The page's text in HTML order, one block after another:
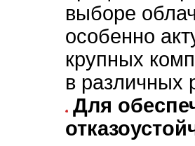
выборе
особенно
крупных
в различных
Для